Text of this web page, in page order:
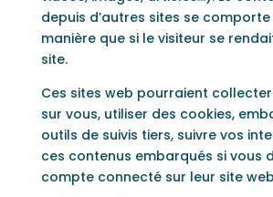
depuis d’autres sites se
manière que si le visiteur se
site.
Ces sites web pourraient
sur vous, utiliser des cookies,
outils de suivis tiers, suivre vos
ces contenus embarqués si vous
compte connecté sur leur site